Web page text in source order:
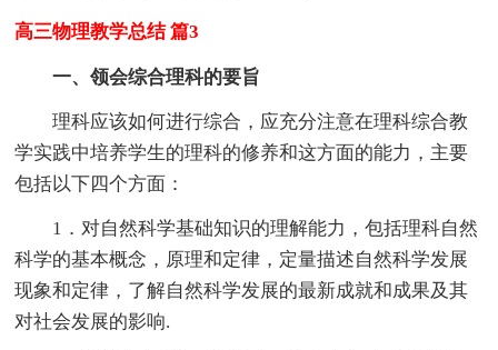
高三物理教学总结 篇3
一、领会综合理科的要旨
理科应该如何进行综合，应充分注意在理科综合教
学实践中培养学生的理科的修养和这方面的能力，主要
包括以下四个方面：
1．对自然科学基础知识的理解能力，包括理科自然
科学的基本概念，原理和定律，定量描述自然科学发展
现象和定律，了解自然科学发展的最新成就和成果及其
对社会发展的影响.